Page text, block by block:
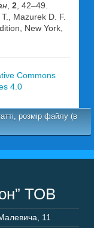
2 , 42–49.
Mazurek D. F.
New York,
Commons
4.0
розмір файлу (в
ТОВ
11